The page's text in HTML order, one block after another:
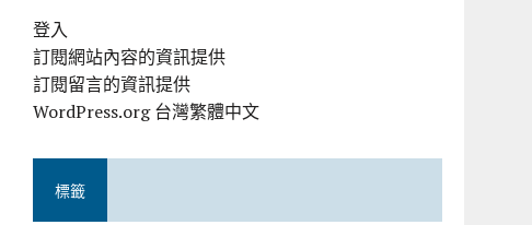
登入
訂閱網站內容的資訊提供
訂閱留言的資訊提供
WordPress.org 台灣繁體中文
標籤